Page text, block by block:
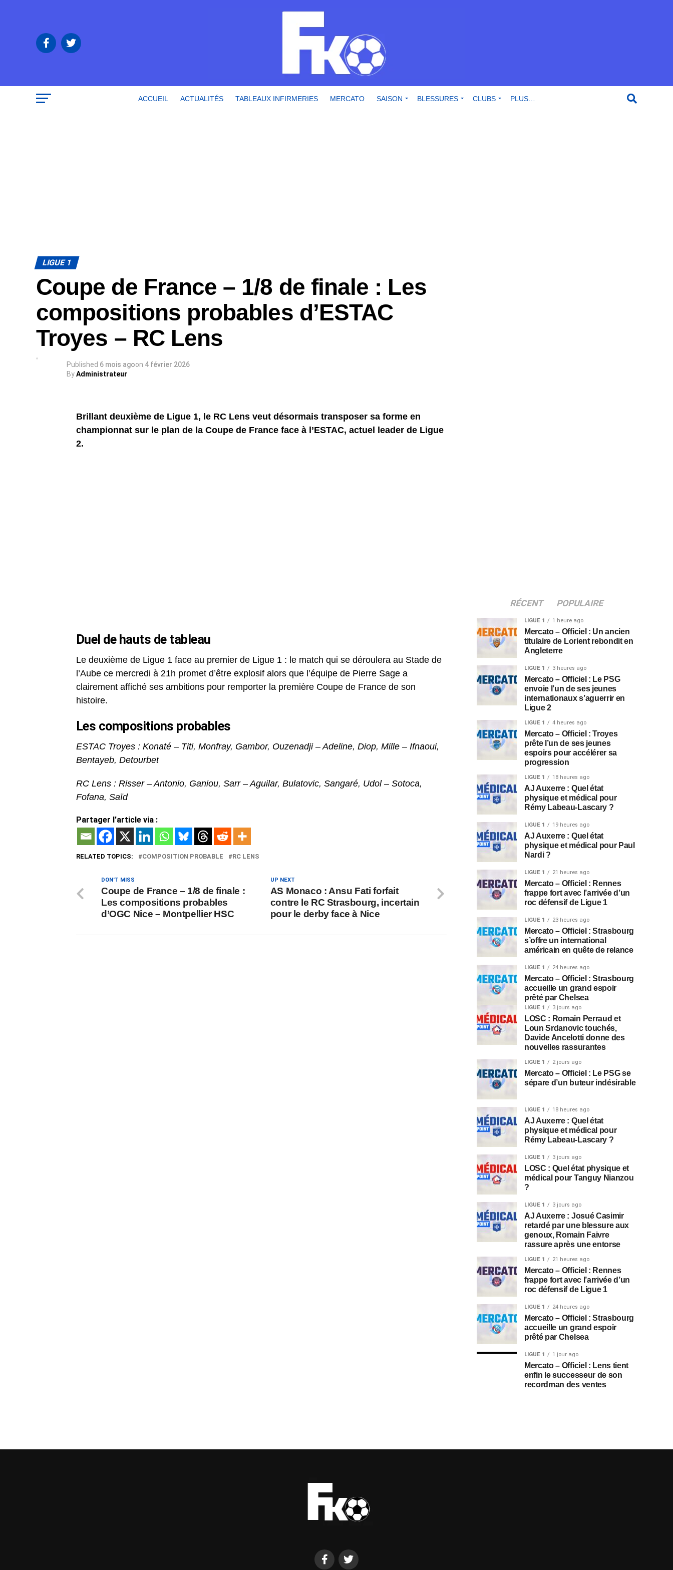
ACCUEIL ACTUALITÉS TABLEAUX INFIRMERIES MERCATO SAISON BLESSURES CLUBS PLUS…
LIGUE 1
Coupe de France – 1/8 de finale : Les
compositions probables d’ESTAC
Troyes – RC Lens
Published 6 mois agoon 4 février 2026
ByAdministrateur
Brillant deuxième de Ligue 1, le RC Lens veut désormais transposer sa forme en
championnat sur le plan de la Coupe de France face à l’ESTAC, actuel leader de Ligue
2.
Duel de hauts de tableau
Le deuxième de Ligue 1 face au premier de Ligue 1 : le match qui se déroulera au Stade de
l’Aube ce mercredi à 21h promet d’être explosif alors que l’équipe de Pierre Sage a
clairement affiché ses ambitions pour remporter la première Coupe de France de son
histoire.
Les compositions probables
ESTAC Troyes : Konaté – Titi, Monfray, Gambor, Ouzenadji – Adeline, Diop, Mille – Ifnaoui,
Bentayeb, Detourbet
RC Lens : Risser – Antonio, Ganiou, Sarr – Aguilar, Bulatovic, Sangaré, Udol – Sotoca,
Fofana, Saïd
Partager l'article via :
RELATED TOPICS: COMPOSITION PROBABLE RC LENS
UP NEXT
AS Monaco : Ansu Fati forfait
contre le RC Strasbourg, incertain
pour le derby face à Nice
DON'T MISS
Coupe de France – 1/8 de finale :
Les compositions probables
d’OGC Nice – Montpellier HSC
RÉCENT POPULAIRE
LIGUE 1 1 heure ago
Mercato – Officiel : Un ancien
titulaire de Lorient rebondit en
Angleterre
LIGUE 1 3 heures ago
Mercato – Officiel : Le PSG
envoie l’un de ses jeunes
internationaux s’aguerrir en
Ligue 2
LIGUE 1 4 heures ago
Mercato – Officiel : Troyes
prête l’un de ses jeunes
espoirs pour accélérer sa
progression
LIGUE 1 18 heures ago
AJ Auxerre : Quel état
physique et médical pour
Rémy Labeau-Lascary ?
LIGUE 1 19 heures ago
AJ Auxerre : Quel état
physique et médical pour Paul
Nardi ?
LIGUE 1 21 heures ago
Mercato – Officiel : Rennes
frappe fort avec l’arrivée d’un
roc défensif de Ligue 1
LIGUE 1 23 heures ago
Mercato – Officiel : Strasbourg
s’offre un international
américain en quête de relance
LIGUE 1 24 heures ago
Mercato – Officiel : Strasbourg
accueille un grand espoir
prêté par Chelsea
LIGUE 1 3 jours ago
LOSC : Romain Perraud et
Loun Srdanovic touchés,
Davide Ancelotti donne des
nouvelles rassurantes
LIGUE 1 2 jours ago
Mercato – Officiel : Le PSG se
sépare d’un buteur indésirable
LIGUE 1 18 heures ago
AJ Auxerre : Quel état
physique et médical pour
Rémy Labeau-Lascary ?
LIGUE 1 3 jours ago
LOSC : Quel état physique et
médical pour Tanguy Nianzou
?
LIGUE 1 3 jours ago
AJ Auxerre : Josué Casimir
retardé par une blessure aux
genoux, Romain Faivre
rassure après une entorse
LIGUE 1 21 heures ago
Mercato – Officiel : Rennes
frappe fort avec l’arrivée d’un
roc défensif de Ligue 1
LIGUE 1 24 heures ago
Mercato – Officiel : Strasbourg
accueille un grand espoir
prêté par Chelsea
LIGUE 1 1 jour ago
Mercato – Officiel : Lens tient
enfin le successeur de son
recordman des ventes